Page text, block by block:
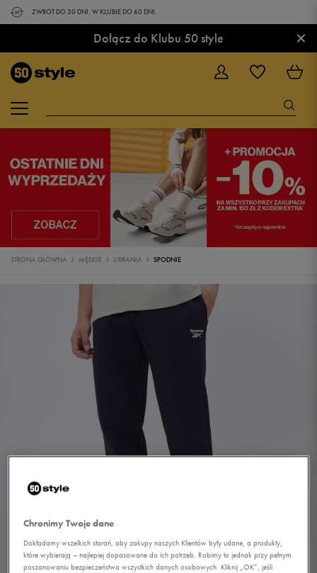
ZWROT DO 30 DNI. W KLUBIE DO 60 DNI.
Dołącz do Klubu 50 style ×
STRONA GŁÓWNA MĘSKIE UBRANIA SPODNIE
Chronimy Twoje dane
Dokładamy wszelkich starań, aby zakupy naszych Klientów były udane, a produkty,
które wybierają – najlepiej dopasowane do ich potrzeb. Robimy to jednak przy pełnym
poszanowaniu bezpieczeństwa wszystkich danych osobowych. Kliknij „OK”, jeśli